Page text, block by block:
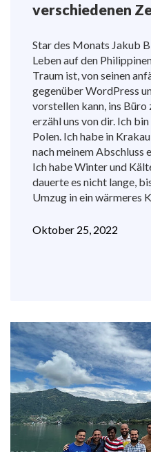
verschiedenen
Star des Monats Jakub
Leben auf den
Traum ist, von seinen
gegenüber WordPress
vorstellen kann, ins
erzähl uns von dir. Ich
Polen. Ich habe in
nach meinem
Ich habe Winter und
dauerte es nicht lange,
Umzug in ein wärmeres
Oktober 25, 2022